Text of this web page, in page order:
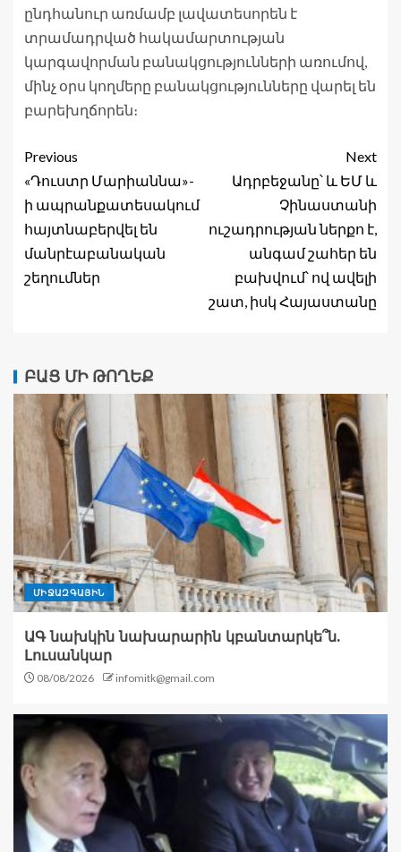
ընդհանուր առմամբ լավատեսորեն է
տրամադրված հակամարտության
կարգավորման բանակցությունների առումով,
մինչ օրս կողմերը բանակցությունները վարել են
բարեխղճորեն։
Previous
«Դուստր Մարիաննա»-
ի ապրանքատեսակում
հայտնաբերվել են
մանրէաբանական
շեղումներ
Next
Ադրբեջանը՝ և ԵՄ և
Չինաստանի
ուշադրության ներքո է,
անգամ շահեր են
բախվում՝ ով ավելի
շատ, իսկ Հայաստանը
ԲԱՑ ՄԻ ԹՈՂԵՔ
ՄԻՋԱԶԳԱՅԻՆ
ԱԳ նախկին նախարարին կբանտարկե՞ն.
Լուսանկար
08/08/2026 infomitk@gmail.com